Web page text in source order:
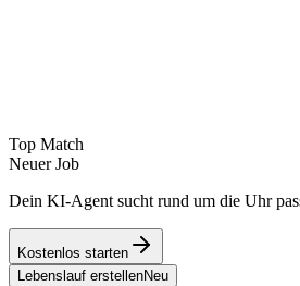
Top Match
Neuer Job
Dein KI-Agent sucht rund um die Uhr
Kostenlos starten
Lebenslauf erstellenNeu